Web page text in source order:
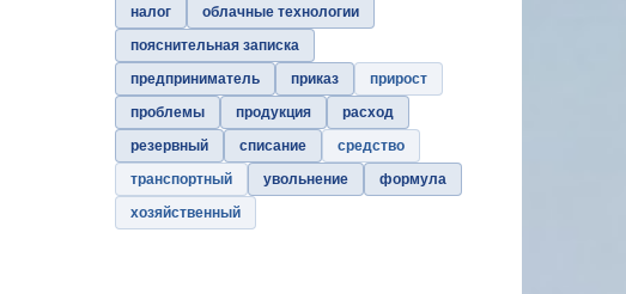
налог
облачные технологии
пояснительная записка
предприниматель
приказ
прирост
проблемы
продукция
расход
резервный
списание
средство
транспортный
увольнение
формула
хозяйственный